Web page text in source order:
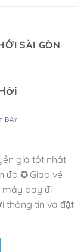
SÀI GÒN
BAY
giá tốt nhất
đỏ ✪.Giao vé
máy bay đi
thông tin và đặt